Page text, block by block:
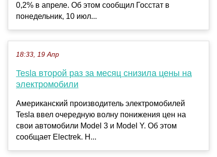
0,2% в апреле. Об этом сообщил Госстат в
понедельник, 10 июл...
18:33, 19 Апр
Tesla второй раз за месяц снизила цены на
электромобили
Американский производитель электромобилей
Tesla ввел очередную волну понижения цен на
свои автомобили Model 3 и Model Y. Об этом
сообщает Electrek. Н...